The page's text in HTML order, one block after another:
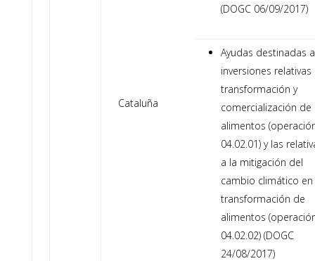
Cataluña
(DOGC 06/09/2017)
Ayudas destinadas
inversiones relativas
transformación y
comercialización de
alimentos
04.02.01) y las
a la mitigación del
cambio climático en
transformación de
alimentos
04.02.02) (DOGC
24/08/2017)